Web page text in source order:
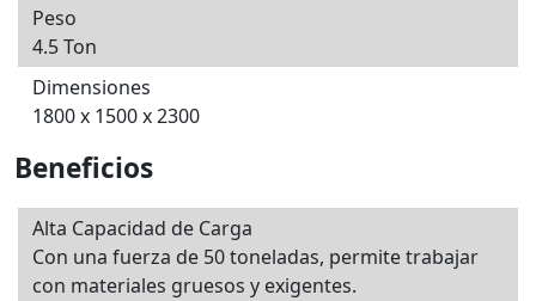
Peso
4.5 Ton
Dimensiones
1800 x 1500 x 2300
Beneficios
Alta Capacidad de Carga
Con una fuerza de 50 toneladas, permite trabajar
con materiales gruesos y exigentes.